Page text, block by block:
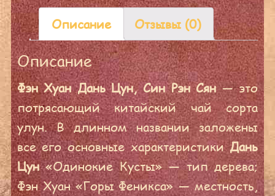
Описание Отзывы (0)
Описание
Фэн Хуан Дань Цун, Син Рэн Сян— это
потрясающий китайский чай сорта
улун. В длинном названии заложены
все его основные характеристикиДань
Цун«Одинокие Кусты» — тип дерева;
Фэн Хуан «Горы Феникса» — местность,